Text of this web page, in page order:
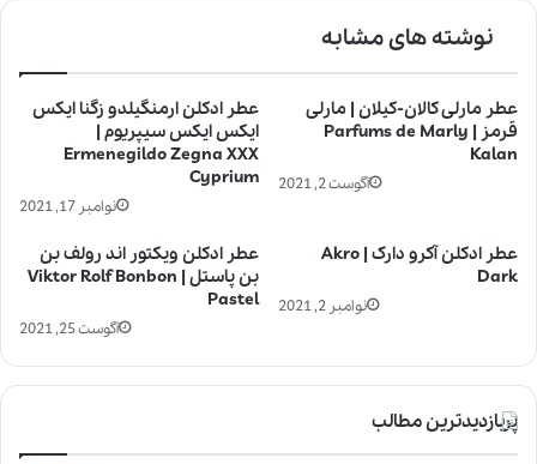
نوشته های مشابه
عطر ادکلن ارمنگیلدو زگنا ایکس
ایکس ایکس سیپریوم |
Ermenegildo Zegna XXX
Cyprium
نوامبر 17, 2021
عطر مارلی کالان-کیلان | مارلی
قرمز | Parfums de Marly
Kalan
آگوست 2, 2021
عطر ادکلن ویکتور اند رولف بن
بن پاستل | Viktor Rolf Bonbon
Pastel
آگوست 25, 2021
عطر ادکلن آکرو دارک | Akro
Dark
نوامبر 2, 2021
پربازدیدترین مطالب